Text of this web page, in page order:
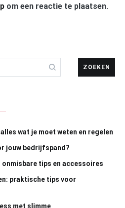
om een reactie te plaatsen.
wat je moet weten en regelen
jouw bedrijfspand?
tips en accessoires
praktische tips voor
met slimme